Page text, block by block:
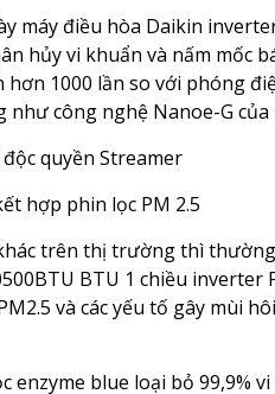
máy điều hòa Daikin
hủy vi khuẩn và nấm mốc
hơn 1000 lần so với phóng
công nghệ Nanoe-G của
quyền Streamer
hợp phin lọc PM 2.5
trên thị trường thì
BTU 1 chiều inverter
và các yếu tố gây mùi
enzyme blue loại bỏ 99,9%